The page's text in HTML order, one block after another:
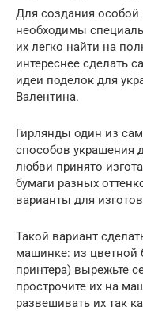
Для создания
необходимы
их легко найти на
интереснее сделать
идеи поделок для
Валентина.
Гирлянды один из
способов украшения
любви принято
бумаги разных
варианты для
Такой вариант
машинке: из цветной
принтера) вырежьте
прострочите их на
развешивать их так